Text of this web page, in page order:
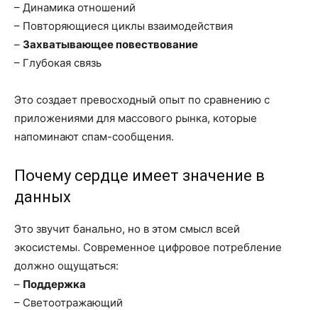
– Динамика отношений
– Повторяющиеся циклы взаимодействия
– Захватывающее повествование
– Глубокая связь
Это создает превосходный опыт по сравнению с
приложениями для массового рынка, которые
напоминают спам-сообщения.
Почему сердце имеет значение в
данных
Это звучит банально, но в этом смысл всей
экосистемы. Современное цифровое потребление
должно ощущаться:
– Поддержка
– Светоотражающий